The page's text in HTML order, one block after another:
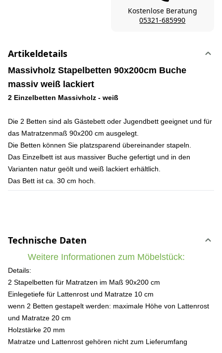
Kostenlose Beratung
05321-685990
Artikeldetails
Massivholz Stapelbetten 90x200cm Buche
massiv weiß lackiert
2 Einzelbetten Massivholz - weiß
Die 2 Betten sind als Gästebett oder Jugendbett geeignet und für
das Matratzenmaß 90x200 cm ausgelegt.
Die Betten können Sie platzsparend übereinander stapeln.
Das Einzelbett ist aus massiver Buche gefertigt und in den
Varianten natur geölt und weiß lackiert erhältlich.
Das Bett ist ca. 30 cm hoch.
Technische Daten
Weitere Informationen zum Möbelstück:
Details:
2 Stapelbetten für Matratzen im Maß 90x200 cm
Einlegetiefe für Lattenrost und Matratze 10 cm
wenn 2 Betten gestapelt werden: maximale Höhe von Lattenrost
und Matratze 20 cm
Holzstärke 20 mm
Matratze und Lattenrost gehören nicht zum Lieferumfang